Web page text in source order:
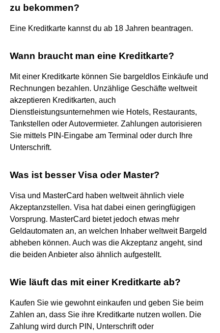
zu bekommen?
Eine Kreditkarte kannst du ab 18 Jahren beantragen.
Wann braucht man eine Kreditkarte?
Mit einer Kreditkarte können Sie bargeldlos Einkäufe und
Rechnungen bezahlen. Unzählige Geschäfte weltweit
akzeptieren Kreditkarten, auch
Dienstleistungsunternehmen wie Hotels, Restaurants,
Tankstellen oder Autovermieter. Zahlungen autorisieren
Sie mittels PIN-Eingabe am Terminal oder durch Ihre
Unterschrift.
Was ist besser Visa oder Master?
Visa und MasterCard haben weltweit ähnlich viele
Akzeptanzstellen. Visa hat dabei einen geringfügigen
Vorsprung. MasterCard bietet jedoch etwas mehr
Geldautomaten an, an welchen Inhaber weltweit Bargeld
abheben können. Auch was die Akzeptanz angeht, sind
die beiden Anbieter also ähnlich aufgestellt.
Wie läuft das mit einer Kreditkarte ab?
Kaufen Sie wie gewohnt einkaufen und geben Sie beim
Zahlen an, dass Sie ihre Kreditkarte nutzen wollen. Die
Zahlung wird durch PIN, Unterschrift oder